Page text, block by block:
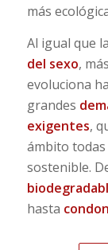
más
Al igual que
del sexo,
evoluciona
grandes
exigentes,
ámbito todas
sostenible.
hasta